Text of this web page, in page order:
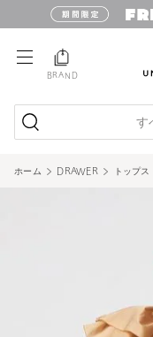
BRAND
す
ホーム DRAWER トップス